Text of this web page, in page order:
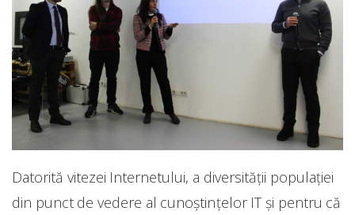
Datorită vitezei Internetului, a diversității populației
din punct de vedere al cunoștințelor IT și pentru că